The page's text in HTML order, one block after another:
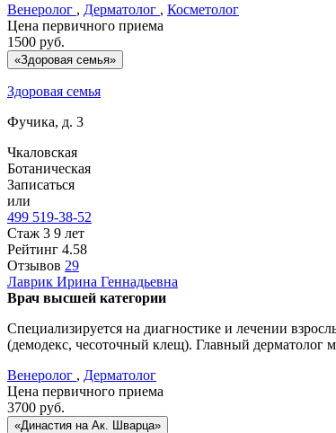
Венеролог , Дерматолог , Косметолог
Цена первичного приема
1500 руб.
«Здоровая семья»
Здоровая семья
Фучика, д. 3
Чкаловская
Ботаническая
Записаться
или
499 519-38-52
Стаж 3 9 лет
Рейтинг 4.58
Отзывов 29
Лаврик Ирина Геннадьевна
Врач высшей категории
Специализируется на диагностике и лечении
(демодекс, чесоточный клещ). Главный дерматолог
Венеролог , Дерматолог
Цена первичного приема
3700 руб.
«Династия на Ак. Шварца»